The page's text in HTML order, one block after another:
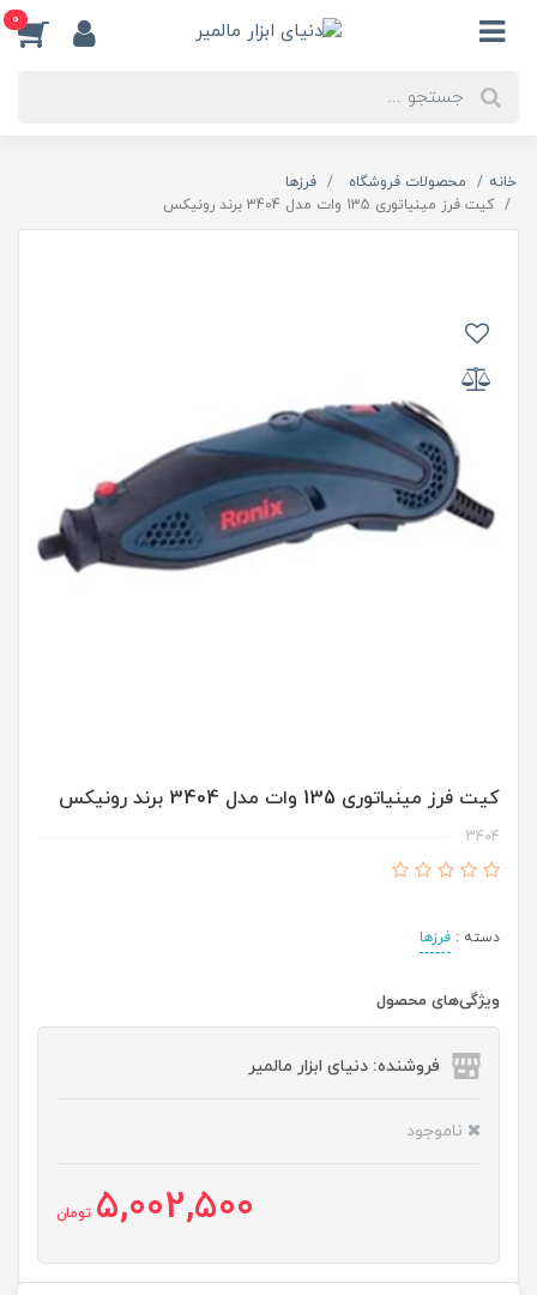
0
خانه محصولات فروشگاه
فرزها
کیت فرز مینیاتوری 135 وات مدل 3404 برند رونیکس
کیت فرز مینیاتوری 135 وات مدل 3404 برند رونیکس
3404
دسته : فرزها
ویژگی‌های محصول
فروشنده: دنیای ابزار مالمیر
ناموجود
5,002,500 تومان